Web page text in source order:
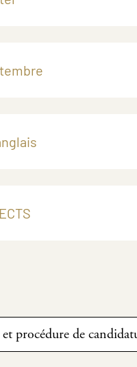
et procédure de